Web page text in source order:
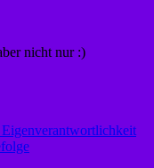
nicht nur :)